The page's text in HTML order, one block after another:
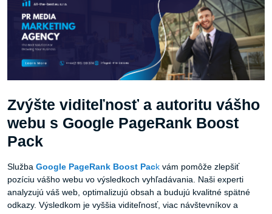
Zvýšte viditeľnosť a autoritu vášho
webu s Google PageRank Boost
Pack
Služba Google PageRank Boost Pack vám pomôže zlepšiť
pozíciu vášho webu vo výsledkoch vyhľadávania. Naši experti
analyzujú váš web, optimalizujú obsah a budujú kvalitné spätné
odkazy. Výsledkom je vyššia viditeľnosť, viac návštevníkov a